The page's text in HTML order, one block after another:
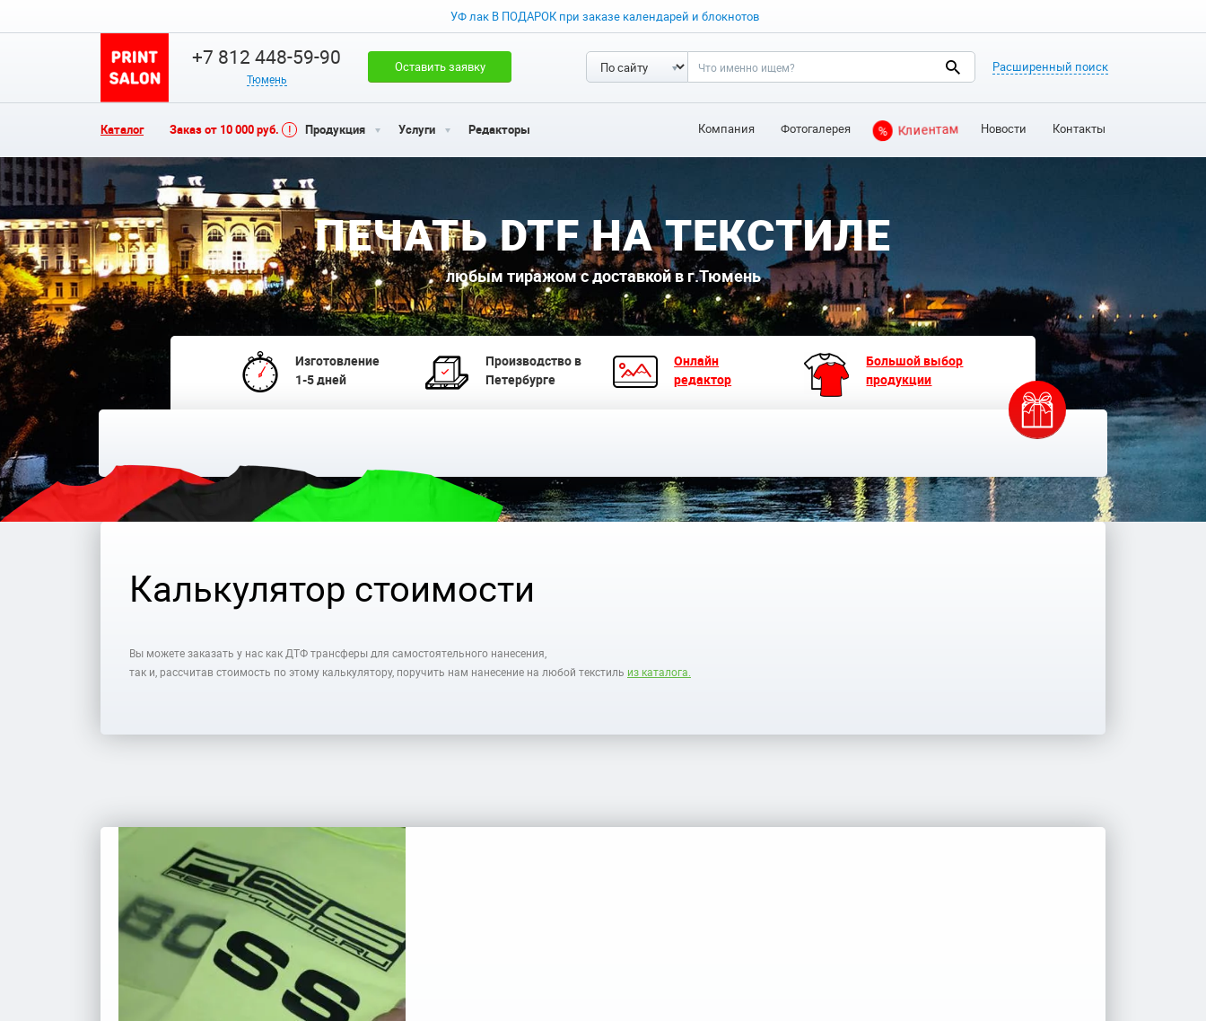
УФ лак В ПОДАРОК при заказе календарей и блокнотов
+7 812 448-59-90
Тюмень
Оставить заявку Расширенный поиск
Каталог Заказ от 10 000 руб. Продукция Услуги Редакторы Компания Фотогалерея % Клиентам Новости Контакты
ПЕЧАТЬ DTF НА ТЕКСТИЛЕ
любым тиражом с доставкой в г.Тюмень
Изготовление
1-5 дней
Производство в
Петербурге
Онлайн
редактор
Большой выбор
продукции
Калькулятор стоимости
Вы можете заказать у нас как ДТФ трансферы для самостоятельного нанесения,
так и, рассчитав стоимость по этому калькулятору, поручить нам нанесение на любой текстиль из каталога.